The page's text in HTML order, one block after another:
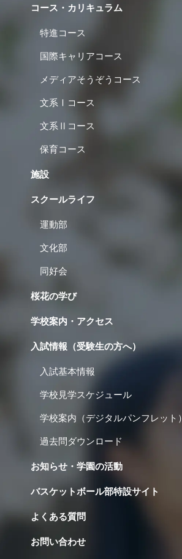
コース・カリキュラム
特進コース
国際キャリアコース
メディアそうぞうコース
文系Ⅰコース
文系Ⅱコース
保育コース
施設
スクールライフ
運動部
文化部
同好会
桜花の学び
学校案内・アクセス
入試情報（受験生の方へ）
入試基本情報
学校見学スケジュール
学校案内（デジタルパンフレット）
過去問ダウンロード
お知らせ・学園の活動
バスケットボール部特設サイト
よくある質問
お問い合わせ